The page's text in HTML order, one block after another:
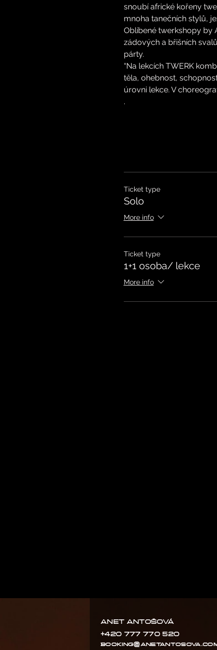
snoubí africké kořeny
mnoha tanečních stylů,
Oblíbené twerkshopy by
zádových a břišních
párty.
“Na lekcích TWERK
těla, ohebnost,
úrovni lekce. V
.
Ticket type
Solo
More info
Ticket type
1+1 osoba/ lekce
More info
ANET ANTOŠOVÁ
+420 777 770 520